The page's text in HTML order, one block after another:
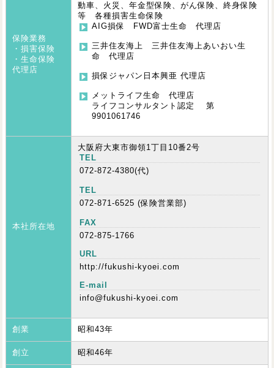
保険業務
・損害保険
・生命保険
代理店
動車、火災、年金型保険、がん保険、終身保険
等 各種損害生命保険
AIG損保 FWD富士生命 代理店
三井住友海上 三井住友海上あいおい生
命 代理店
損保ジャパン日本興亜 代理店
メットライフ生命 代理店
ライフコンサルタント認定 第
9901061746
本社所在地
大阪府大東市御領1丁目10番2号
TEL
072-872-4380(代)
TEL
072-871-6525 (保険営業部)
FAX
072-875-1766
URL
http://fukushi-kyoei.com
E-mail
info@fukushi-kyoei.com
創業 昭和43年
創立 昭和46年